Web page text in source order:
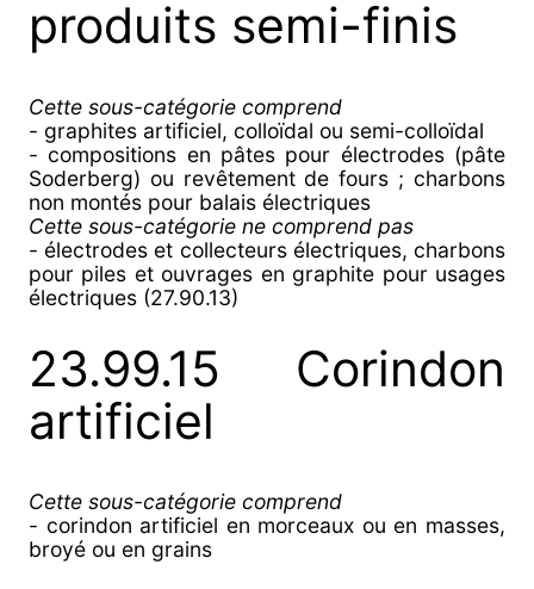
produits semi-finis
Cette sous-catégorie comprend
- graphites artificiel, colloïdal ou semi-colloïdal
- compositions en pâtes pour électrodes (pâte
Soderberg) ou revêtement de fours ; charbons
non montés pour balais électriques
Cette sous-catégorie ne comprend pas
- électrodes et collecteurs électriques, charbons
pour piles et ouvrages en graphite pour usages
électriques (27.90.13)
23.99.15 Corindon
artificiel
Cette sous-catégorie comprend
- corindon artificiel en morceaux ou en masses,
broyé ou en grains